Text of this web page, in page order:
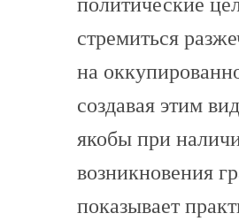
стремиться
на
создавая этим
якобы при
возникновения
показывает